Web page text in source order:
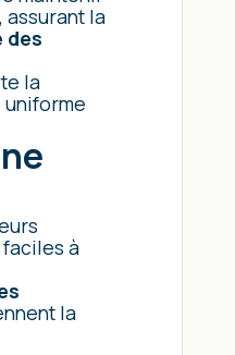
, assurant la
des
la
à
la